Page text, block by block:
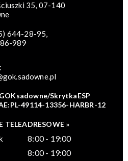
35, 07-140
644-28-95,
989
SkrytkaESP
49114-13356-HARBR-12
TELEADRESOWE »
8:00 - 19:00
8:00 - 19:00